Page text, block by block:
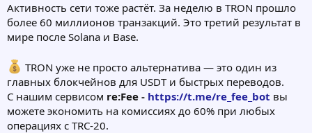
Активность сети тоже растёт. За неделю в TRON прошло
более 60 миллионов транзакций. Это третий результат в
мире после Solana и Base.
TRON уже не просто альтернатива — это один из
главных блокчейнов для USDT и быстрых переводов.
С нашим сервисом re:Fee - https://t.me/re_fee_bot вы
можете экономить на комиссиях до 60% при любых
операциях с TRC-20.